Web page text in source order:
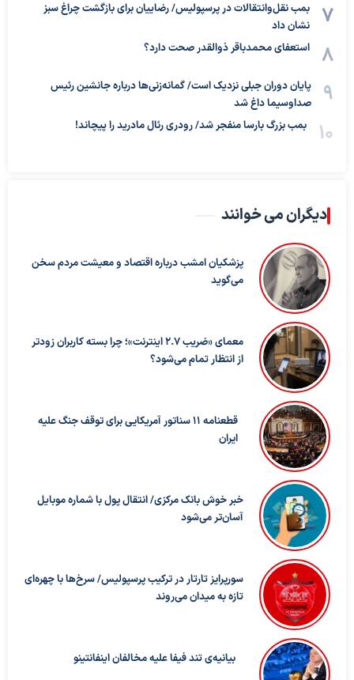
بمب نقل‌وانتقالات در پرسپولیس/ رضاییان برای بازگشت چراغ سبز
نشان داد
استعفای محمدباقر ذوالقدر صحت دارد؟
پایان دوران جبلی نزدیک است/ گمانه‌زنی‌ها درباره جانشین رئیس
صداوسیما داغ شد
بمب بزرگ بارسا منفجر شد/ رودری رئال مادرید را پیچاند!
دیگران می خوانند
پزشکیان امشب درباره اقتصاد و معیشت مردم سخن
می‌گوید
معمای «ضریب ۲.۷ اینترنت»؛ چرا بسته کاربران زودتر
از انتظار تمام می‌شود؟
قطعنامه ۱۱ سناتور آمریکایی برای توقف جنگ علیه
ایران
خبر خوش بانک مرکزی/ انتقال پول با شماره موبایل
آسان‌تر می‌شود
سورپرایز تارتار در ترکیب پرسپولیس/ سرخ‌ها با چهره‌ای
تازه به میدان می‌روند
بیانیه‌ی تند فیفا علیه مخالفان اینفانتینو